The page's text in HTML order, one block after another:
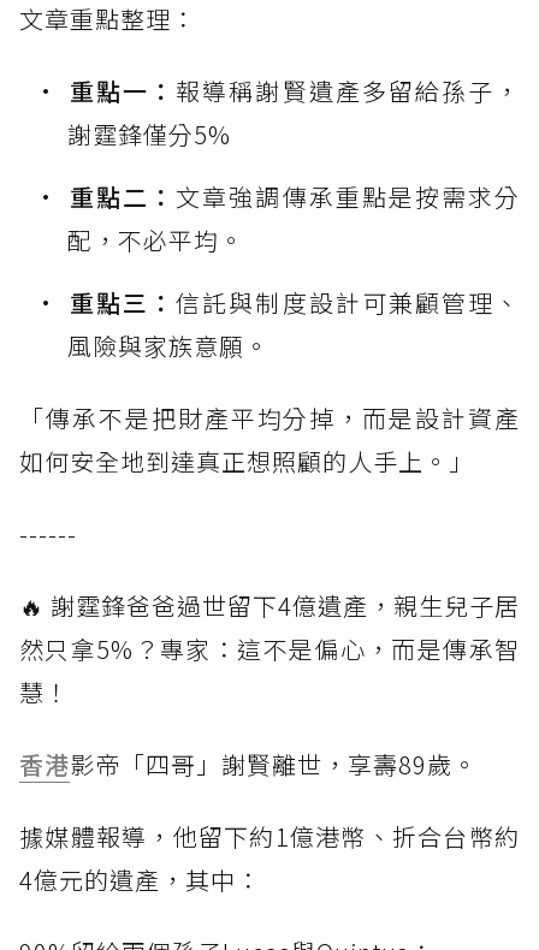
文章重點整理：
重點一： 報導稱謝賢遺產多留給孫子，
謝霆鋒僅分5%
重點二： 文章強調傳承重點是按需求分
配，不必平均。
重點三：信託與制度設計可兼顧管理、
風險與家族意願。
「傳承不是把財產平均分掉，而是設計資產
如何安全地到達真正想照顧的人手上。」
------
🔥 謝霆鋒爸爸過世留下4億遺產，親生兒子居
然只拿5%？專家：這不是偏心，而是傳承智
慧！
香港影帝「四哥」謝賢離世，享壽89歲。
據媒體報導，他留下約1億港幣、折合台幣約
4億元的遺產，其中：